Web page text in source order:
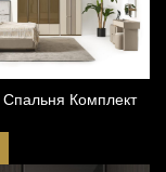
Комплект